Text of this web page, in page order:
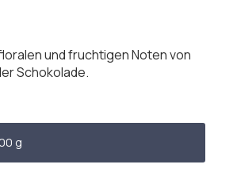
und fruchtigen Noten von
Schokolade.
g